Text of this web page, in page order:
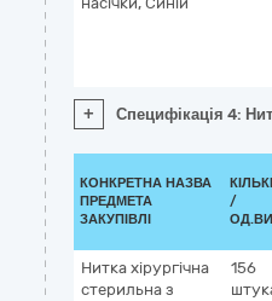
+ Специфікація 4:
КОНКРЕТНА НАЗВА
ПРЕДМЕТА
ЗАКУПІВЛІ
/
Нитка хірургічна
стерильна з
156